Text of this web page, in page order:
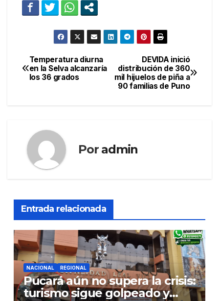
Navegación
de
DEVIDA inició
distribución de 360
mil hijuelos de piña a
90 familias de Puno
Temperatura diurna
en la Selva alcanzaría
los 36 grados
Por admin
Entrada relacionada
NACIONAL REGIONAL
Pucará aún no supera la crisis:
turismo sigue golpeado y